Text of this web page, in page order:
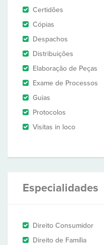
Certidões
Cópias
Despachos
Distribuições
Elaboração de Peças
Exame de Processos
Guias
Protocolos
Visitas in loco
Especialidades
Direito Consumidor
Direito de Família